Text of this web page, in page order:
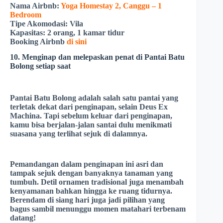
Nama Airbnb: Yoga Homestay 2, Canggu – 1
Bedroom
Tipe Akomodasi: Vila
Kapasitas: 2 orang, 1 kamar tidur
Booking Airbnb di sini
10. Menginap dan melepaskan penat di Pantai Batu
Bolong setiap saat
Pantai Batu Bolong adalah salah satu pantai yang
terletak dekat dari penginapan, selain Deus Ex
Machina. Tapi sebelum keluar dari penginapan,
kamu bisa berjalan-jalan santai dulu menikmati
suasana yang terlihat sejuk di dalamnya.
Pemandangan dalam penginapan ini asri dan
tampak sejuk dengan banyaknya tanaman yang
tumbuh. Detil ornamen tradisional juga menambah
kenyamanan bahkan hingga ke ruang tidurnya.
Berendam di siang hari juga jadi pilihan yang
bagus sambil menunggu momen matahari terbenam
datang!